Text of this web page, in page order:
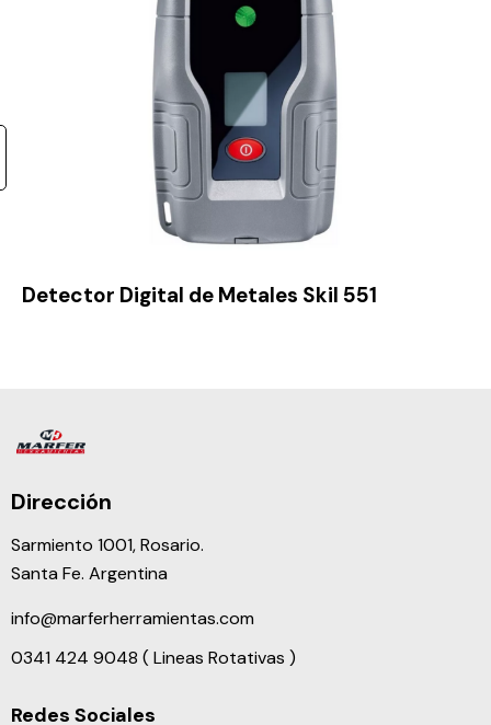
Detector Digital de Metales Skil 551
Dirección
Sarmiento 1001, Rosario.
Santa Fe. Argentina
info@marferherramientas.com
0341 424 9048 ( Lineas Rotativas )
Redes Sociales